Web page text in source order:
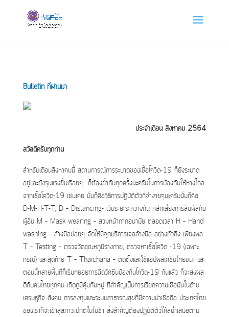
Bulletin ที่ผ่านมา
ประจำเดือน สิงหาคม 2564
สวัสดีครับทุกท่าน
สำหรับเดือนสิงหาคมนี้ สถานการณ์การระบาดของเชื้อโควิด-19 ก็ยังระบาด
อยู่และยังรุนแรงขึ้นเรื่อยๆ ก็ต้องย้ำกันทุกครั้งนะครับในการป้องกันให้ห่างไกล
จากเชื้อโควิด-19 เช่นเคย นั่นก็คือวิธีการปฏิบัติตัวที่จำง่ายๆนะครับนั่นก็คือ
D-M-H-T-T, D – Distancing- เว้นระยะระหว่างกัน หลีกเลี่ยงการสัมผัสกับ
ผู้อื่น M – Mask wearing – สวมหน้ากากอนามัย ตลอดเวลา H – Hand
washing – ล้างมือบ่อยๆ จัดให้มีจุดบริการเจลล้างมือ อย่างทั่วถึง เพียงพอ
T – Testing – ตรวจวัดอุณหภูมิร่างกาย, ตรวจหาเชื้อโควิด -19 (เฉพาะ
กรณี) และสุดท้าย T – Thaichana – ติดตั้งและใช้แอปพลิเคชั่นไทยชนะ และ
ตอนนี้หลายพื้นที่ก็เริ่มทยอยการฉีดวัคซีนป้องกันโควิด-19 กันแล้ว ก็จะส่งผล
ดีกับคนไทยทุกคน เกิดภูมิคุ้มกันหมู่ ที่สำคัญเป็นการเรียกความเชื่อมั่นในด้าน
เศรษฐกิจ สังคม การลงทุนและระบบสาธารณสุขที่มีความน่าเชื่อถือ ประเทศไทย
ของเราก็จะเข้าสู่สภาวะปกติในไม่ช้า สิ่งสำคัญต้องปฏิบัติตัวให้สม่ำเสมอตาม